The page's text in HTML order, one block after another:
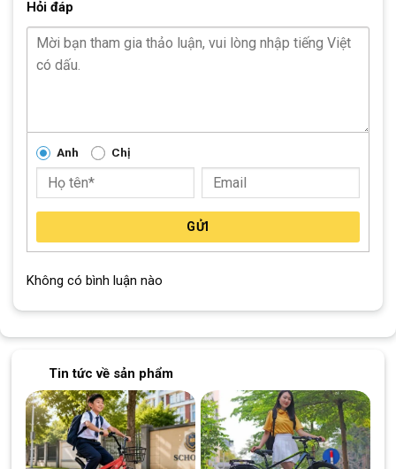
Líp sau
Xích: N/a
Lốp: Cst
Khối lượng thùng 16kg
Khối lượng xe 15kg
cộng đồng những người yêu xe đạp và trở thành một trong
những thương hiệu xe đạp lớn nhất tại Đài Loan.
Thương hiệuXamingsở hữu nguồn lực lớn để cung cấp xe đạp
rộng trải đến thị trường các nước, trong đó có thị trường Việt
Nam. Được người tiêu dùng tại Việt Nam biết đến với tư cách là
Hỏi đáp
Anh Chị
GỬI
Không có bình luận nào
Tin tức về sản phẩm